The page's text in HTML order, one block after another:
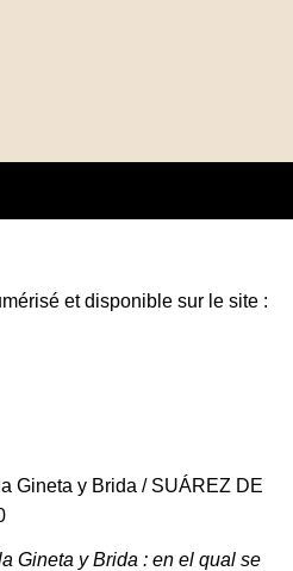
et disponible sur le site :
Gineta y Brida / SUÁREZ DE
Gineta y Brida : en el qual se